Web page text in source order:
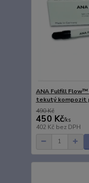
ANA Fulfill Flow™
tekutý kompozit
490 Kč
450 Kč/ks
402 Kč bez DPH